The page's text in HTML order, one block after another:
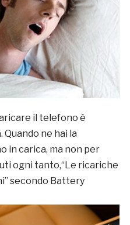
il telefono è
. Quando ne hai la
in carica, ma non per
ogni tanto,“Le ricariche
secondo Battery